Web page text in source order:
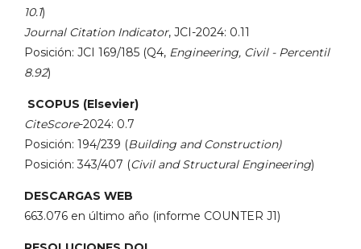
10.1)
Journal Citation Indicator, JCI-2024: 0.11
Posición: JCI 169/185 (Q4, Engineering, Civil - Percentil
8.92)
SCOPUS (Elsevier)
CiteScore-2024: 0.7
Posición: 194/239 (Building and Construction)
Posición: 343/407 (Civil and Structural Engineering)
DESCARGAS WEB
663.076 en último año (informe COUNTER J1)